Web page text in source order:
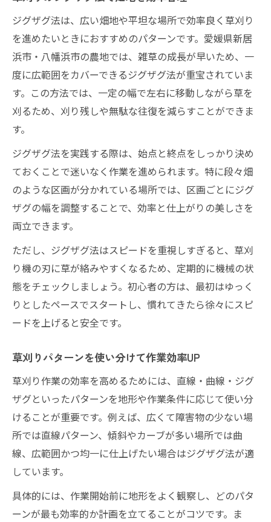
ジグザグ法は、広い畑地や平坦な場所で効率良く草刈り
を進めたいときにおすすめのパターンです。愛媛県新居
浜市・八幡浜市の農地では、雑草の成長が早いため、一
度に広範囲をカバーできるジグザグ法が重宝されていま
す。この方法では、一定の幅で左右に移動しながら草を
刈るため、刈り残しや無駄な往復を減らすことができま
す。
ジグザグ法を実践する際は、始点と終点をしっかり決め
ておくことで迷いなく作業を進められます。特に段々畑
のような区画が分かれている場所では、区画ごとにジグ
ザグの幅を調整することで、効率と仕上がりの美しさを
両立できます。
ただし、ジグザグ法はスピードを重視しすぎると、草刈
り機の刃に草が絡みやすくなるため、定期的に機械の状
態をチェックしましょう。初心者の方は、最初はゆっく
りとしたペースでスタートし、慣れてきたら徐々にスピ
ードを上げると安全です。
草刈りパターンを使い分けて作業効率UP
草刈り作業の効率を高めるためには、直線・曲線・ジグ
ザグといったパターンを地形や作業条件に応じて使い分
けることが重要です。例えば、広くて障害物の少ない場
所では直線パターン、傾斜やカーブが多い場所では曲
線、広範囲かつ均一に仕上げたい場合はジグザグ法が適
しています。
具体的には、作業開始前に地形をよく観察し、どのパタ
ーンが最も効率的か計画を立てることがコツです。ま